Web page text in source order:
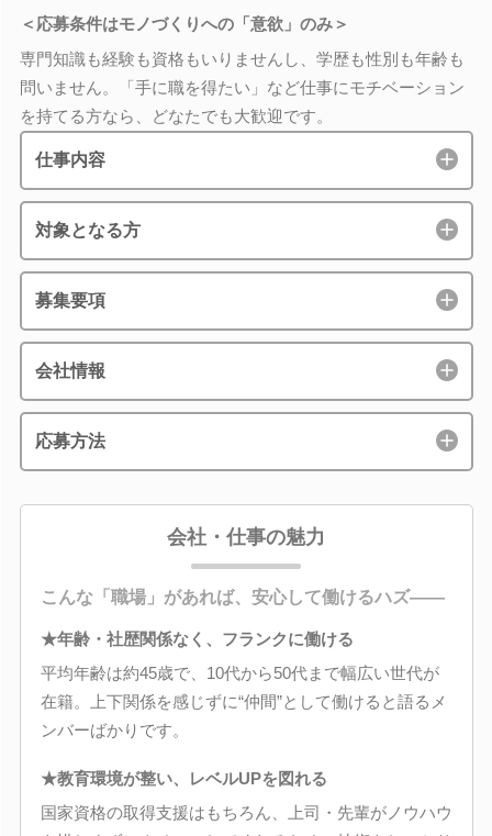
＜応募条件はモノづくりへの「意欲」のみ＞
専門知識も経験も資格もいりませんし、学歴も性別も年齢も
問いません。「手に職を得たい」など仕事にモチベーション
を持てる方なら、どなたでも大歓迎です。
仕事内容
対象となる方
募集要項
会社情報
応募方法
会社・仕事の魅力
こんな「職場」があれば、安心して働けるハズ――
★年齢・社歴関係なく、フランクに働ける
平均年齢は約45歳で、10代から50代まで幅広い世代が
在籍。上下関係を感じずに“仲間”として働けると語るメ
ンバーばかりです。
★教育環境が整い、レベルUPを図れる
国家資格の取得支援はもちろん、上司・先輩がノウハウ